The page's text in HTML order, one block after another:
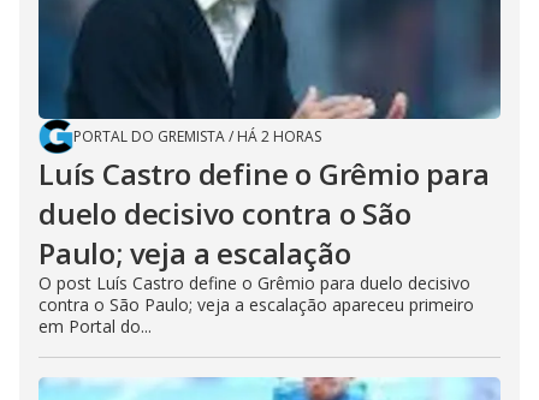
PORTAL DO GREMISTA/ HÁ 2 HORAS
Luís Castro define o Grêmio para
duelo decisivo contra o São
Paulo; veja a escalação
O post Luís Castro define o Grêmio para duelo decisivo
contra o São Paulo; veja a escalação apareceu primeiro
em Portal do...